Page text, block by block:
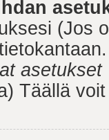
(Jos
asetukset
Täällä